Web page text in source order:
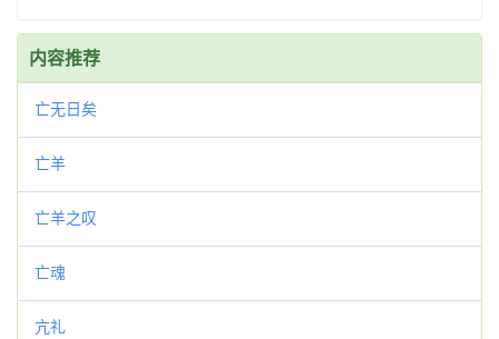
内容推荐
亡无日矣
亡羊
亡羊之叹
亡魂
亢礼